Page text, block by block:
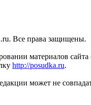
Все права защищены.
материалов сайта
http://posudka.ru.
может не